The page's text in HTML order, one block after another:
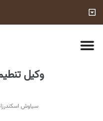
وکیل
سیاوش